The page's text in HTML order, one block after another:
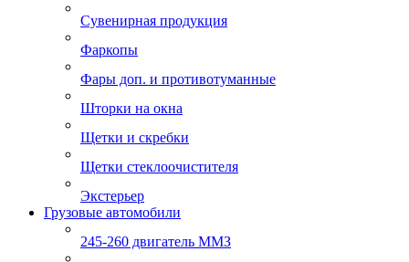
Сувенирная продукция
Фаркопы
Фары доп. и противотуманные
Шторки на окна
Щетки и скребки
Щетки стеклоочистителя
Экстерьер
Грузовые автомобили
245-260 двигатель ММЗ